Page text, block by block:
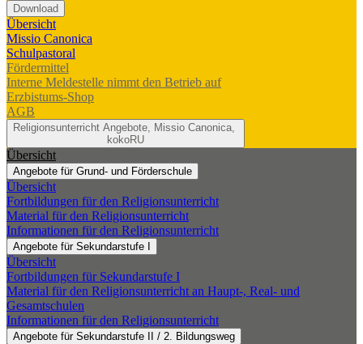
Download
Übersicht
Missio Canonica
Schulpastoral
Fördermittel
Interne Meldestelle nimmt den Betrieb auf
Erzbistums-Shop
AGB
Religionsunterricht Angebote, Missio Canonica,
kokoRU
Übersicht
Angebote für Grund- und Förderschule
Übersicht
Fortbildungen für den Religionsunterricht
Material für den Religionsunterricht
Informationen für den Religionsunterricht
Angebote für Sekundarstufe I
Übersicht
Fortbildungen für Sekundarstufe I
Material für den Religionsunterricht an Haupt-, Real- und
Gesamtschulen
Informationen für den Religionsunterricht
Angebote für Sekundarstufe II / 2. Bildungsweg